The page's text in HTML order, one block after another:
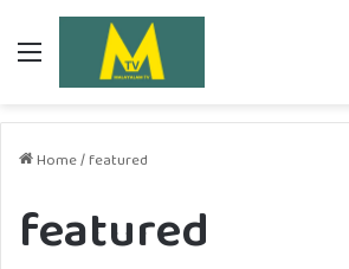
Home/featured
featured